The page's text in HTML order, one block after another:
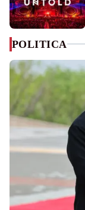
POLITICA